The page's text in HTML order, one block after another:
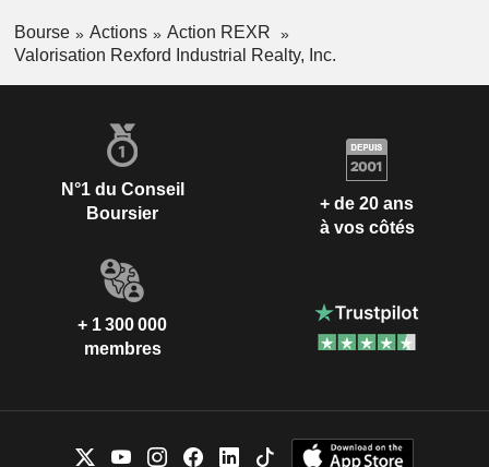
Bourse Actions
Action REXR
Valorisation Rexford Industrial Realty, Inc.
N°1 du Conseil
Boursier
+ de 20 ans
à vos côtés
+ 1 300 000
membres